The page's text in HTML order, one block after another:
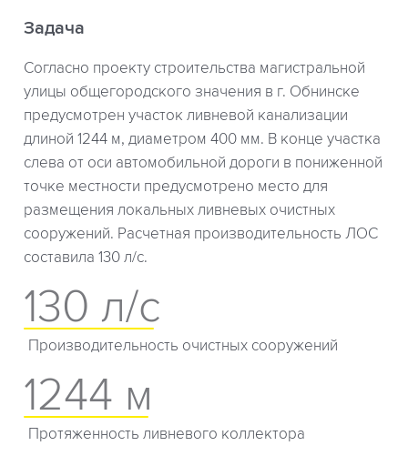
Задача
Согласно проекту строительства магистральной
улицы общегородского значения в г. Обнинске
предусмотрен участок ливневой канализации
длиной 1244 м, диаметром 400 мм. В конце участка
слева от оси автомобильной дороги в пониженной
точке местности предусмотрено место для
размещения локальных ливневых очистных
сооружений. Расчетная производительность ЛОС
составила 130 л/с.
130 л/с
Производительность очистных сооружений
1244 м
Протяженность ливневого коллектора